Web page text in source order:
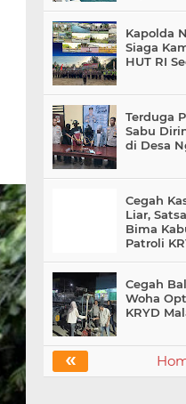
Kapolda
Siaga
HUT RI
Terduga
Sabu
di Desa
Cegah
Liar,
Bima
Patroli
Cegah
Woha
KRYD
«